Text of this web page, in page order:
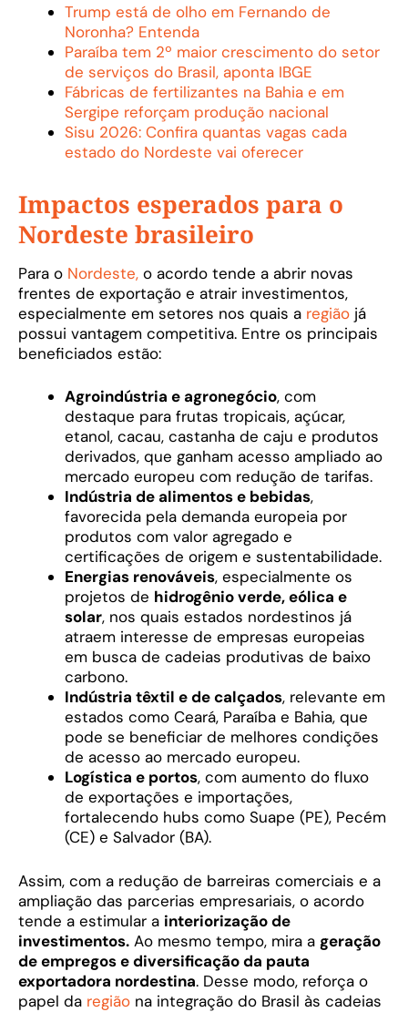
Trump está de olho em Fernando de
Noronha? Entenda
Paraíba tem 2º maior crescimento do setor
de serviços do Brasil, aponta IBGE
Fábricas de fertilizantes na Bahia e em
Sergipe reforçam produção nacional
Sisu 2026: Confira quantas vagas cada
estado do Nordeste vai oferecer
Impactos esperados para o
Nordeste brasileiro
Para o Nordeste, o acordo tende a abrir novas
frentes de exportação e atrair investimentos,
especialmente em setores nos quais a região já
possui vantagem competitiva. Entre os principais
beneficiados estão:
Agroindústria e agronegócio, com
destaque para frutas tropicais, açúcar,
etanol, cacau, castanha de caju e produtos
derivados, que ganham acesso ampliado ao
mercado europeu com redução de tarifas.
Indústria de alimentos e bebidas,
favorecida pela demanda europeia por
produtos com valor agregado e
certificações de origem e sustentabilidade.
Energias renováveis, especialmente os
projetos de hidrogênio verde, eólica e
solar, nos quais estados nordestinos já
atraem interesse de empresas europeias
em busca de cadeias produtivas de baixo
carbono.
Indústria têxtil e de calçados, relevante em
estados como Ceará, Paraíba e Bahia, que
pode se beneficiar de melhores condições
de acesso ao mercado europeu.
Logística e portos, com aumento do fluxo
de exportações e importações,
fortalecendo hubs como Suape (PE), Pecém
(CE) e Salvador (BA).
Assim, com a redução de barreiras comerciais e a
ampliação das parcerias empresariais, o acordo
tende a estimular a interiorização de
investimentos. Ao mesmo tempo, mira a geração
de empregos e diversificação da pauta
exportadora nordestina. Desse modo, reforça o
papel da região na integração do Brasil às cadeias